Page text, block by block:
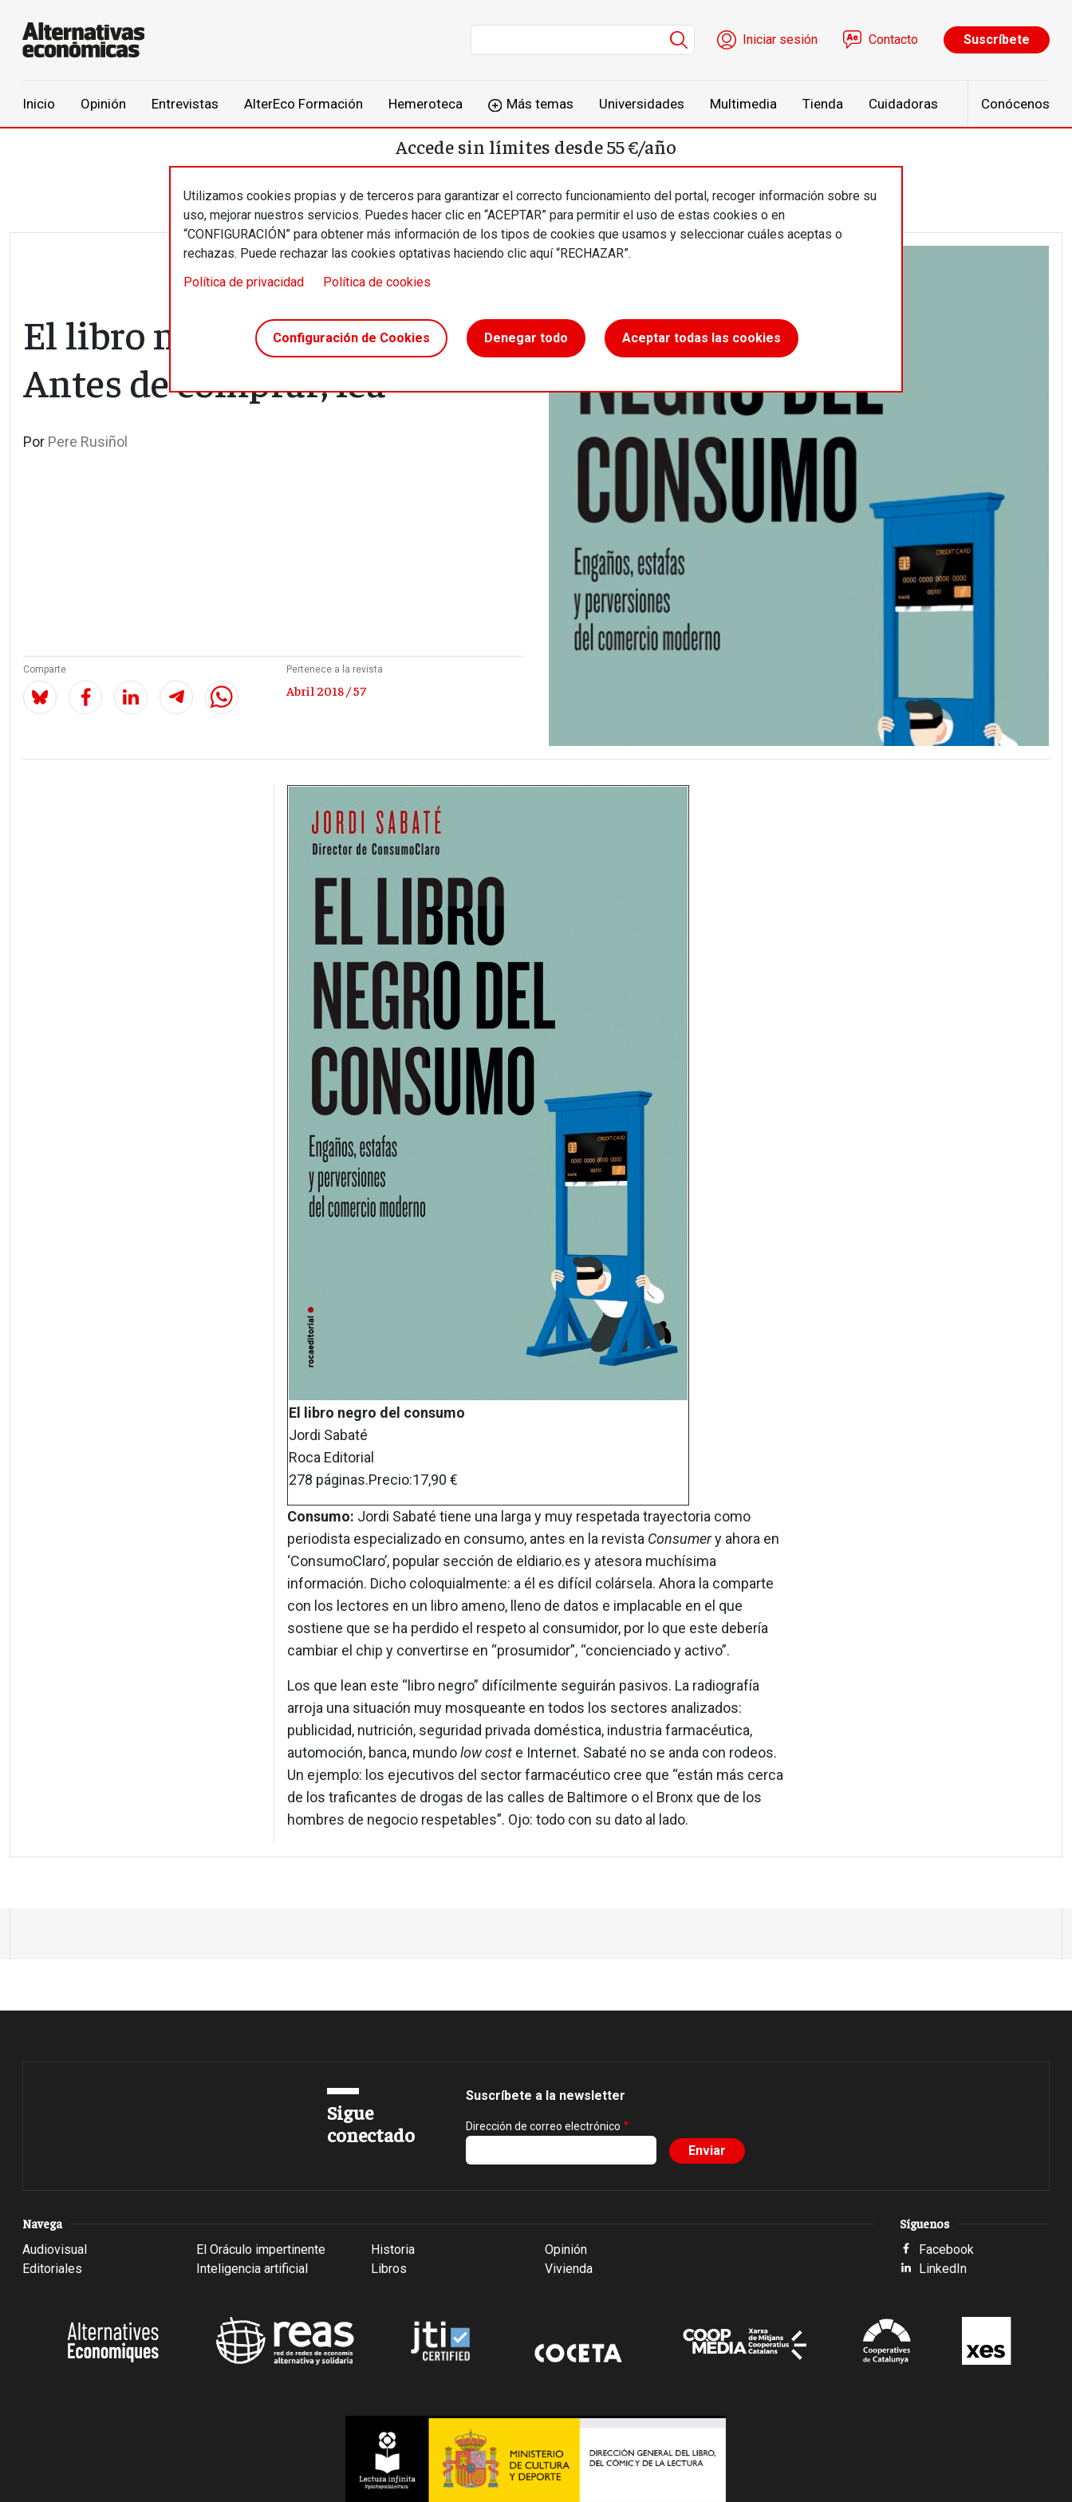
Menú de cuenta de usuario
Iniciar sesión Contacto Suscríbete
Inicio Opinión Entrevistas AlterEco Formación Hemeroteca Más temas Universidades Multimedia Tienda Cuidadoras Conócenos
Utilizamos cookies propias y de terceros para garantizar el correcto funcionamiento del portal, recoger información sobre su
uso, mejorar nuestros servicios. Puedes hacer clic en “ACEPTAR” para permitir el uso de estas cookies o en
“CONFIGURACIÓN” para obtener más información de los tipos de cookies que usamos y seleccionar cuáles aceptas o
rechazas. Puede rechazar las cookies optativas haciendo clic aquí “RECHAZAR”.
Política de privacidad
Política de cookies
Configuración de Cookies Denegar todo Aceptar todas las cookies
Accede sin límites desde 55 €/año
El libro negro del consumo //
Antes de comprar, lea
Por Pere Rusiñol
Comparte Pertenece a la revista
Abril 2018 / 57
El libro negro del consumo
Jordi Sabaté
Roca Editorial
278 páginas.Precio:17,90 €
Consumo: Jordi Sabaté tiene una larga y muy respetada trayectoria como
periodista especializado en consumo, antes en la revista Consumery ahora en
‘ConsumoClaro’, popular sección de eldiario.es y atesora muchísima
información. Dicho coloquialmente: a él es difícil colársela. Ahora la comparte
con los lectores en un libro ameno, lleno de datos e implacable en el que
sostiene que se ha perdido el respeto al consumidor, por lo que este debería
cambiar el chip y convertirse en “prosumidor”, “concienciado y activo”.
Los que lean este “libro negro” difícilmente seguirán pasivos. La radiografía
arroja una situación muy mosqueante en todos los sectores analizados:
publicidad, nutrición, seguridad privada doméstica, industria farmacéutica,
automoción, banca, mundolow coste Internet. Sabaté no se anda con rodeos.
Un ejemplo: los ejecutivos del sector farmacéutico cree que “están más cerca
de los traficantes de drogas de las calles de Baltimore o el Bronx que de los
hombres de negocio respetables”. Ojo: todo con su dato al lado.
Sigue
conectado
Suscríbete a la newsletter
Dirección de correo electrónico
Navega
Audiovisual
Editoriales
El Oráculo impertinente
Inteligencia artificial
Historia
Libros
Opinión
Vivienda
Síguenos
Facebook
LinkedIn